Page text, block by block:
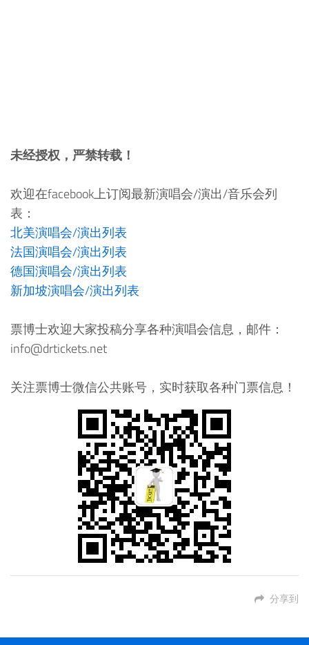
未经授权，严禁转载！
欢迎在facebook上订阅最新演唱会/演出/音乐会列
表：
北美演唱会/演出列表
法国演唱会/演出列表
德国演唱会/演出列表
新加坡演唱会/演出列表
票博士欢迎大家投稿分享各种演唱会信息，邮件：
info@drtickets.net
关注票博士微信公共账号，实时获取各种门票信息！
分享到